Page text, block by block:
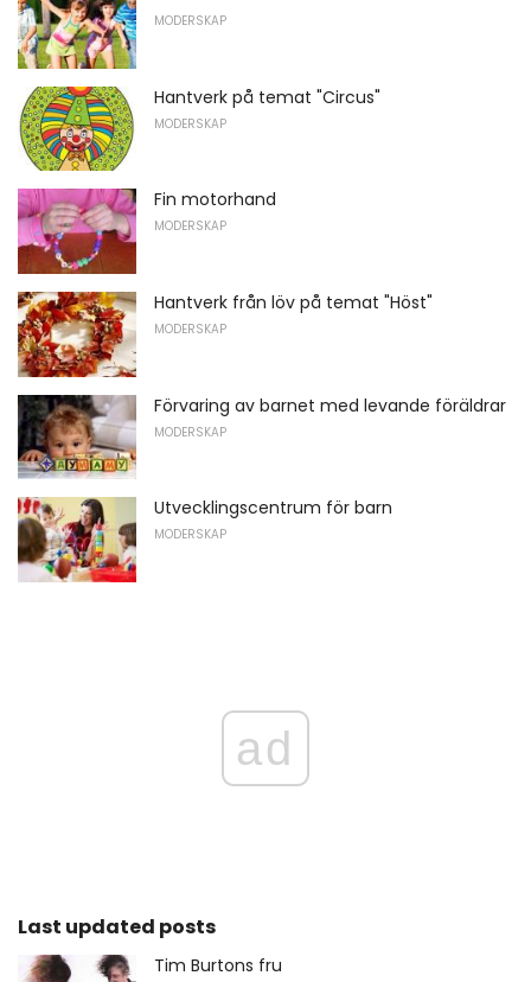
MODERSKAP
Hantverk på temat "Circus"
MODERSKAP
Fin motorhand
MODERSKAP
Hantverk från löv på temat "Höst"
MODERSKAP
Förvaring av barnet med levande föräldrar
MODERSKAP
Utvecklingscentrum för barn
MODERSKAP
ad
Last updated posts
Tim Burtons fru